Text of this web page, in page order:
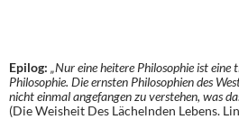
Epilog: „Nur eine heitere Philosophie ist eine
Philosophie. Die ernsten Philosophien des
nicht einmal angefangen zu verstehen, was
(Die Weisheit Des Lächelnden Lebens.